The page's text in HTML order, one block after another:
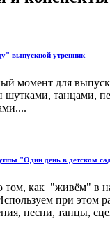
выпускной утренник
момент для
шутками, танцами,
"Один день в детском
том, как "живём" в
при этом
песни, танцы,